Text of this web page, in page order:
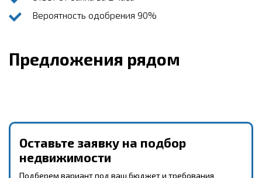
Вероятность одобрения 90%
Предложения рядом
Оставьте заявку на подбор
недвижимости
Подберем вариант под ваш бюджет и требования